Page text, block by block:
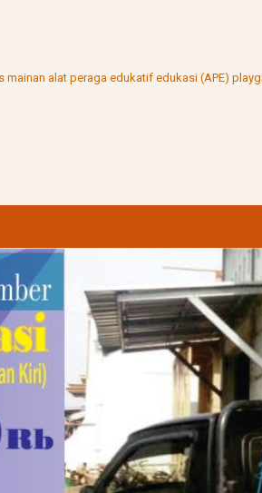
alat peraga edukatif edukasi (APE)